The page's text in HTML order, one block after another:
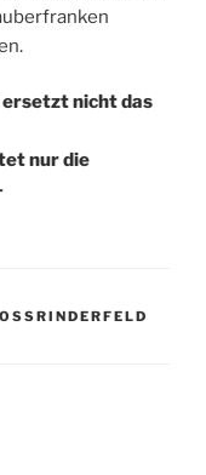
ersetzt nicht das
nur die